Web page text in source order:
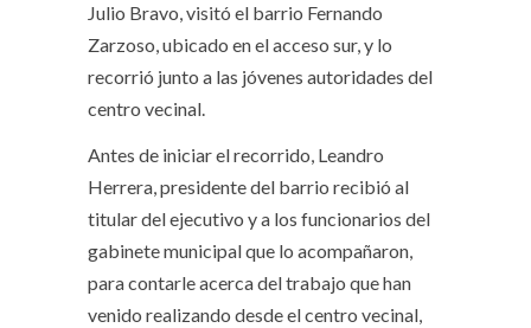
Julio Bravo, visitó el barrio Fernando
Zarzoso, ubicado en el acceso sur, y lo
recorrió junto a las jóvenes autoridades del
centro vecinal.
Antes de iniciar el recorrido, Leandro
Herrera, presidente del barrio recibió al
titular del ejecutivo y a los funcionarios del
gabinete municipal que lo acompañaron,
para contarle acerca del trabajo que han
venido realizando desde el centro vecinal,